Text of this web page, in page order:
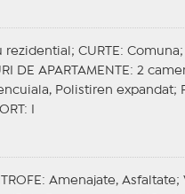
rezidential; CURTE : Comuna;
DE APARTAMENTE : 2
Polistiren expandat;
: I
: Amenajate, Asfaltate;